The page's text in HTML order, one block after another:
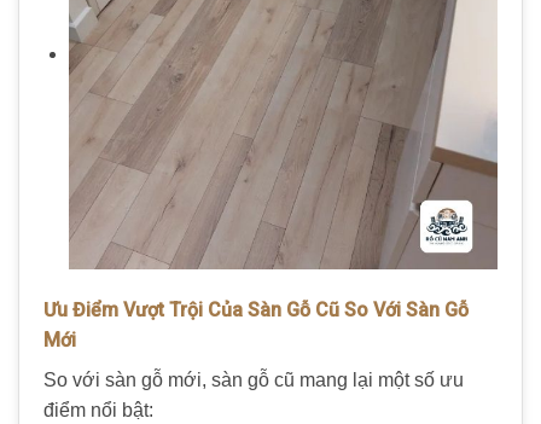
Ưu Điểm Vượt Trội Của Sàn Gỗ Cũ So Với Sàn Gỗ
Mới
So với sàn gỗ mới, sàn gỗ cũ mang lại một số ưu
điểm nổi bật: